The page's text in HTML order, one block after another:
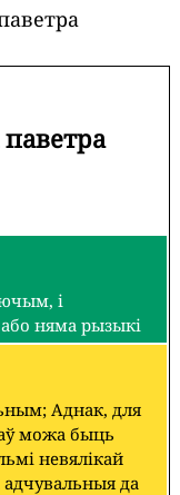
паветра
і
няма рызыкі
Аднак, для
можа быць
невялікай
адчувальныя да